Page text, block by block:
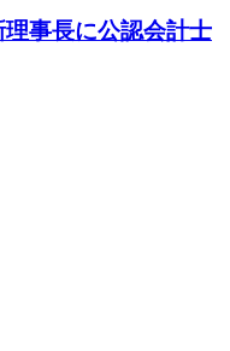
事長に公認会計士